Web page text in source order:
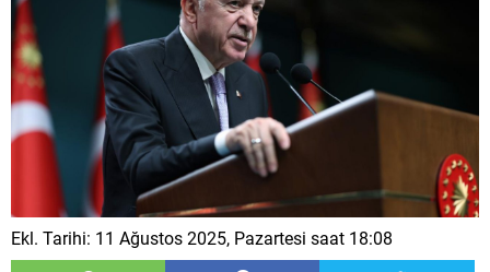
Ekl. Tarihi: 11 Ağustos 2025, Pazartesi saat 18:08